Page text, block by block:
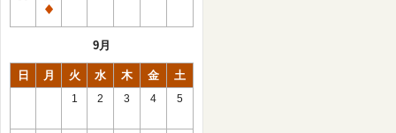
日
休
9月
日 月 火 水 木 金 土
1 2 3 4 5